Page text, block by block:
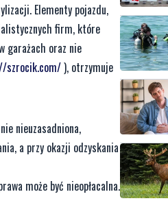
Elementy pojazdu,
firm, które
garażach oraz nie
szrocik.com/), otrzymuje
nieuzasadniona,
a przy okazji odzyskania
może być nieopłacalna.